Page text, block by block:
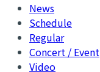
News
Schedule
Regular
Concert / Event
Video